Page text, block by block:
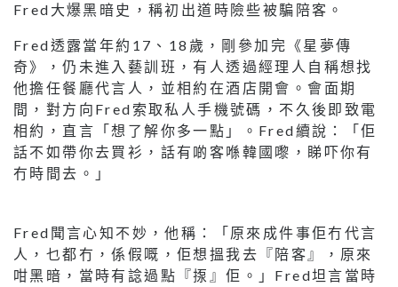
Fred大爆黑暗史，稱初出道時險些被騙陪客。
Fred透露當年約17、18歲，剛參加完《星夢傳
奇》，仍未進入藝訓班，有人透過經理人自稱想找
他擔任餐廳代言人，並相約在酒店開會。會面期
間，對方向Fred索取私人手機號碼，不久後即致電
相約，直言「想了解你多一點」。Fred續說：「佢
話不如帶你去買衫，話有啲客喺韓國嚟，睇吓你有
冇時間去。」
Fred聞言心知不妙，他稱：「原來成件事佢冇代言
人，乜都冇，係假嘅，佢想搵我去『陪客』，原來
咁黑暗，當時有諗過點『揼』佢。」Fred坦言當時